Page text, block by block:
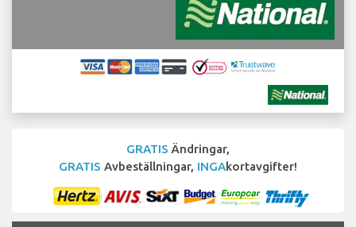
GRATIS Ändringar,
GRATIS Avbeställningar, INGAkortavgifter!